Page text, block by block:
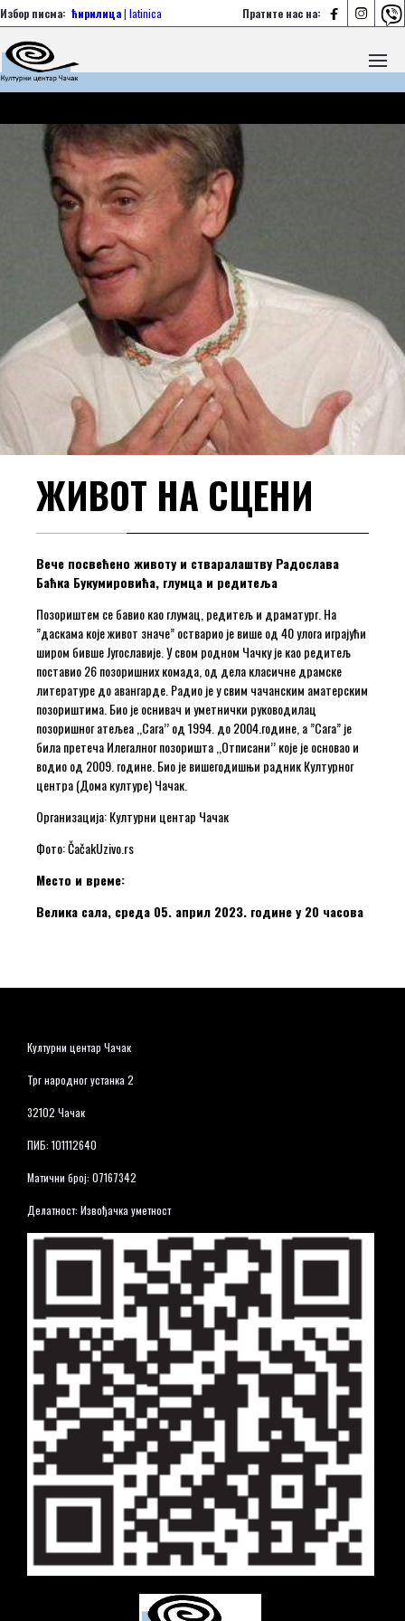
Пратите нас на:   
Избор писма: ћирилица| latinica
ЖИВОТ НА СЦЕНИ
Вече посвећено животу и стваралаштву Радослава
Баћка Букумировића, глумца и редитеља
Позориштем се бавио као глумац, редитељ и драматург. На
”даскама које живот значе” остварио је више од 40 улога играјући
широм бивше Југославије. У свом родном Чачку је као редитељ
поставио 26 позоришних комада, од дела класичне драмске
литературе до авангарде. Радио је у свим чачанским аматерским
позориштима. Био је оснивач и уметнички руководилац
позоришног атељеа ,,Сага’’ од 1994. до 2004.године, а ”Сага” је
била претеча Илегалног позоришта ,,Отписани’’ које је основао и
водио од 2009. године. Био је вишегодишњи радник Културног
центра (Дома културе) Чачак.
Организација: Културни центар Чачак
Фото: ČačakUzivo.rs
Место и време:
Велика сала, среда 05. април 2023. године у 20 часова
Културни центар Чачак
Трг народног устанка 2
32102 Чачак
ПИБ: 101112640
Матични број: 07167342
Делатност: Извођачка уметност